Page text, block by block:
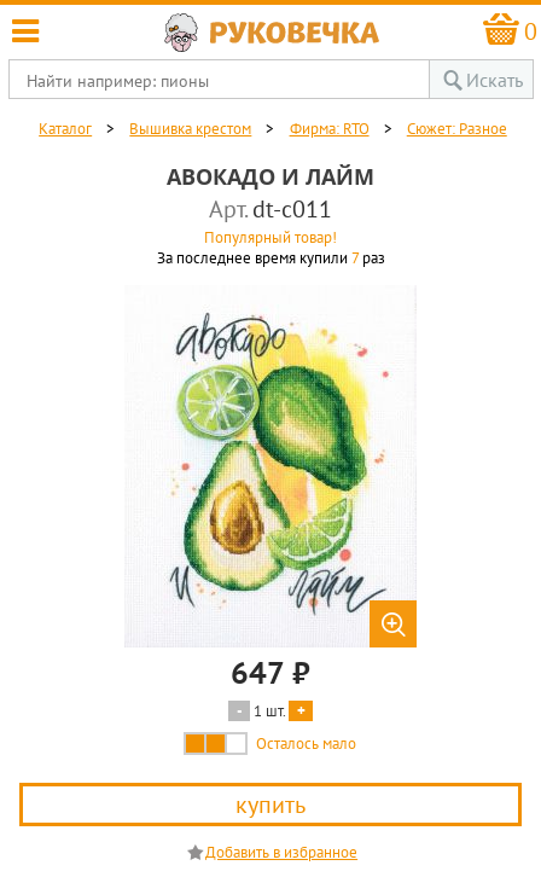
0
Искать
Каталог > Вышивка крестом > Фирма: RTO > Сюжет: Разное
АВОКАДО И ЛАЙМ
Арт. dt-c011
Популярный товар!
За последнее время купили7раз
647 ₽
1 шт.
купить